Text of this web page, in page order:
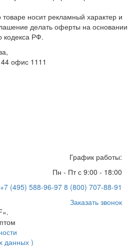
носит рекламный характер и
делать оферты на основании
кодекса РФ.
,
офис 1111
График работы:
Пн - Пт с 9:00 - 18:00
+7 (495) 588-96-97 8 (800) 707-88-91
Заказать звонок
данных )